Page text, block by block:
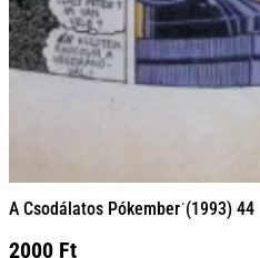
A Csodálatos Pókember˙(1993) 44
2000 Ft